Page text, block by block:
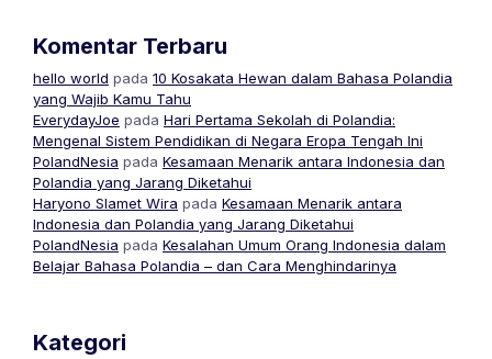
Komentar Terbaru
hello world pada 10 Kosakata Hewan dalam Bahasa Polandia
yang Wajib Kamu Tahu
EverydayJoe pada Hari Pertama Sekolah di Polandia:
Mengenal Sistem Pendidikan di Negara Eropa Tengah Ini
PolandNesia pada Kesamaan Menarik antara Indonesia dan
Polandia yang Jarang Diketahui
Haryono Slamet Wira pada Kesamaan Menarik antara
Indonesia dan Polandia yang Jarang Diketahui
PolandNesia pada Kesalahan Umum Orang Indonesia dalam
Belajar Bahasa Polandia – dan Cara Menghindarinya
Kategori